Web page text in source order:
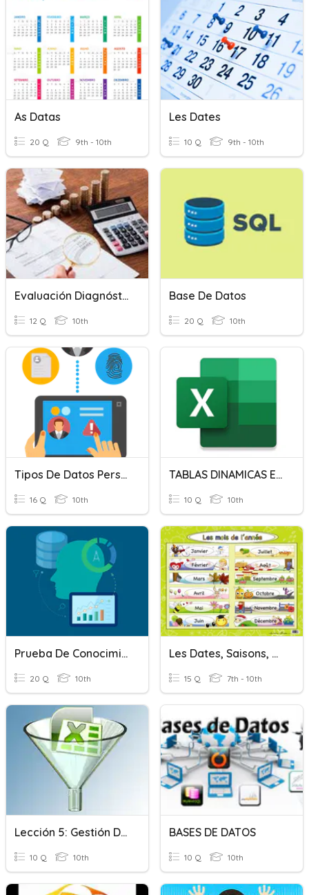
As Datas
20 Q 9th - 10th
Les Dates
10 Q 9th - 10th
Evaluación Diagnóstica Datos Y Documentos
12 Q 10th
Base De Datos
20 Q 10th
Tipos De Datos Personales
16 Q 10th
TABLAS DINAMICAS EXCEL
10 Q 10th
Prueba De Conocimiento Base De Datos 4to DAAI
20 Q 10th
Les Dates, Saisons, Mois, Jours
15 Q 7th - 10th
Lección 5: Gestión De Datos En Hojas De Cálculo
10 Q 10th
BASES DE DATOS
10 Q 10th